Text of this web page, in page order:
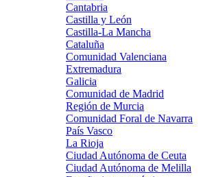
Cantabria
Castilla y León
Castilla-La Mancha
Cataluña
Comunidad Valenciana
Extremadura
Galicia
Comunidad de Madrid
Región de Murcia
Comunidad Foral de Navarra
País Vasco
La Rioja
Ciudad Autónoma de Ceuta
Ciudad Autónoma de Melilla